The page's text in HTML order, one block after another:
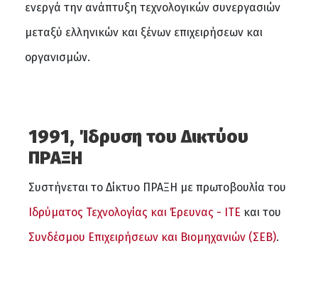
ενεργά την ανάπτυξη τεχνολογικών συνεργασιών
μεταξύ ελληνικών και ξένων επιχειρήσεων και
οργανισμών.
1991, Ίδρυση του Δικτύου
ΠΡΑΞΗ
Συστήνεται το Δίκτυο ΠΡΑΞΗ με πρωτοβουλία του
Ιδρύματος Τεχνολογίας και Έρευνας - ΙΤΕ και του
Συνδέσμου Επιχειρήσεων και Βιομηχανιών (ΣΕΒ).